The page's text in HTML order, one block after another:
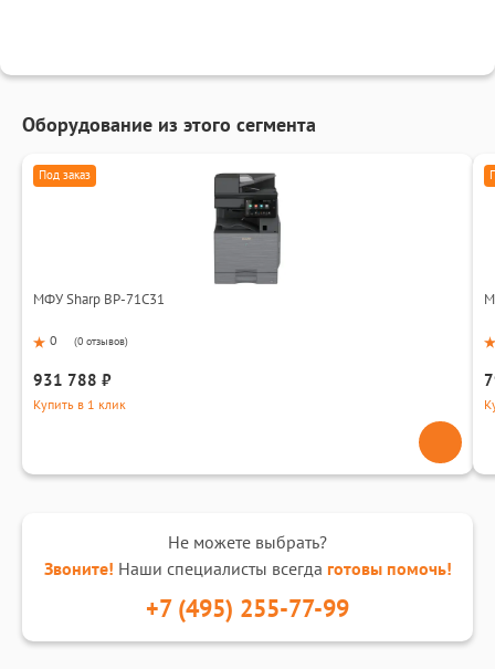
Оборудование из этого сегмента
Под заказ
МФУ Sharp BP-71C31
0 (0 отзывов)
931 788 ₽
Купить в 1 клик
Не можете выбрать?
Звоните! Наши специалисты всегда готовы помочь!
+7 (495) 255-77-99